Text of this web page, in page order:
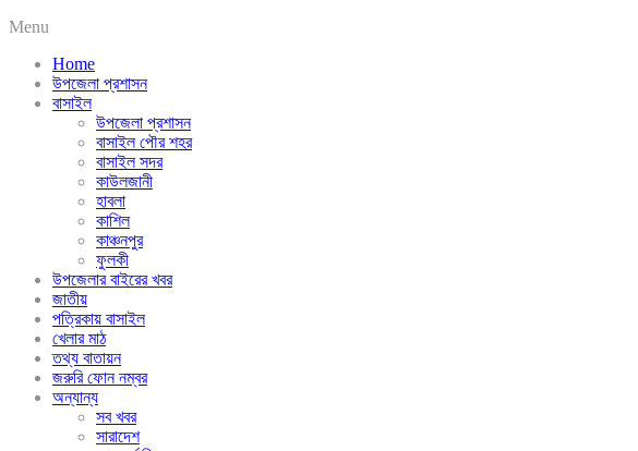
Menu
Home
উপজেলা প্রশাসন
বাসাইল
উপজেলা প্রশাসন
বাসাইল পৌর শহর
বাসাইল সদর
কাউলজানী
হাবলা
কাশিল
কাঞ্চনপুর
ফুলকী
উপজেলার বাইরের খবর
জাতীয়
পত্রিকায় বাসাইল
খেলার মাঠ
তথ্য বাতায়ন
জরুরি ফোন নম্বর
অন্যান্য
সব খবর
সারাদেশ